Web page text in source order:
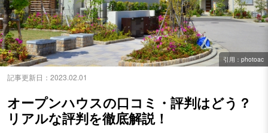
引用：photoac
記事更新日： 2023.02.01
オープンハウスの口コミ・評判はどう？
リアルな評判を徹底解説！